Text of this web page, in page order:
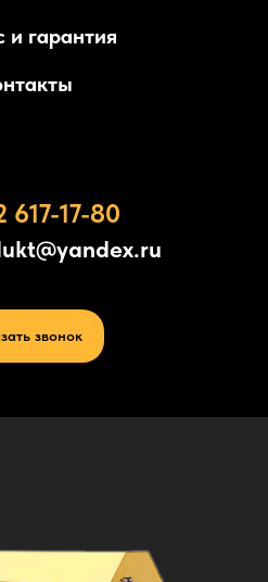
и гарантия
617-17-80
звонок